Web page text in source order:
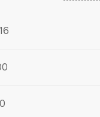
материалах.